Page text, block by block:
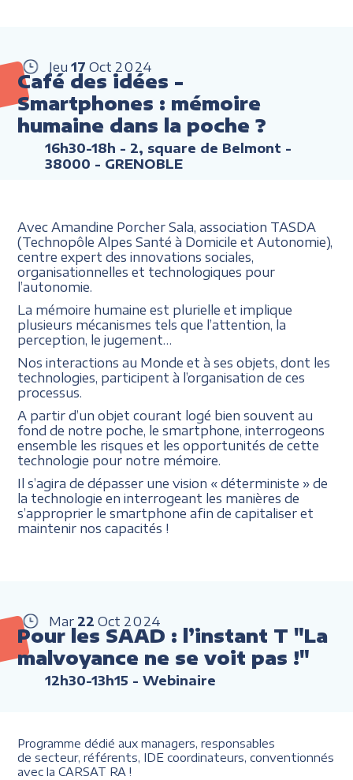
Jeu 17 Oct 2024
Café des idées -
Smartphones : mémoire
humaine dans la poche ?
16h30-18h - 2, square de Belmont -
38000 - GRENOBLE
Avec Amandine Porcher Sala, association TASDA
(Technopôle Alpes Santé à Domicile et Autonomie),
centre expert des innovations sociales,
organisationnelles et technologiques pour
l’autonomie.
La mémoire humaine est plurielle et implique
plusieurs mécanismes tels que l’attention, la
perception, le jugement…
Nos interactions au Monde et à ses objets, dont les
technologies, participent à l’organisation de ces
processus.
A partir d’un objet courant logé bien souvent au
fond de notre poche, le smartphone, interrogeons
ensemble les risques et les opportunités de cette
technologie pour notre mémoire.
Il s’agira de dépasser une vision « déterministe » de
la technologie en interrogeant les manières de
s’approprier le smartphone afin de capitaliser et
maintenir nos capacités !
Mar 22 Oct 2024
Pour les SAAD : l’instant T "La
malvoyance ne se voit pas !"
12h30-13h15 - Webinaire
Programme dédié aux managers, responsables
de secteur, référents, IDE coordinateurs, conventionnés
avec la CARSAT RA !